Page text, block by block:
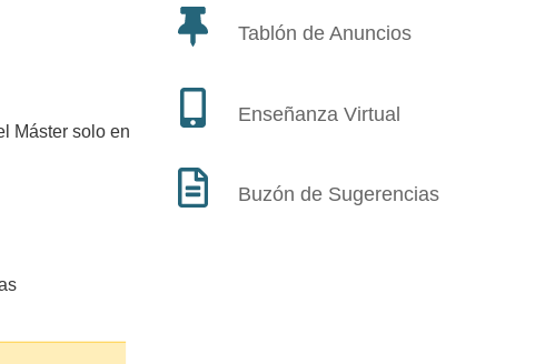
Máster solo en
Tablón de Anuncios
Enseñanza Virtual
Buzón de Sugerencias